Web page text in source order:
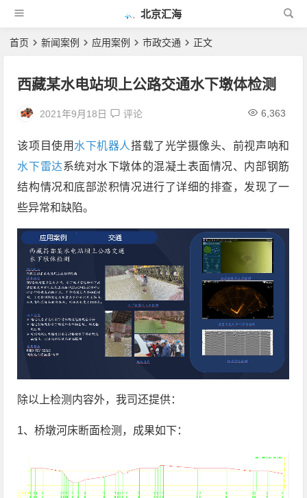
北京汇海
首页 新闻案例 应用案例 市政交通 正文
西藏某水电站坝上公路交通水下墩体检测
2021年9月18日 评论 6,363
该项目使用 水下机器人搭载了光学摄像头、前视声呐和
水下雷达系统对水下墩体的混凝土表面情况、内部钢筋
结构情况和底部淤积情况进行了详细的排查，发现了一
些异常和缺陷。
除以上检测内容外，我司还提供：
1、桥墩河床断面检测，成果如下：